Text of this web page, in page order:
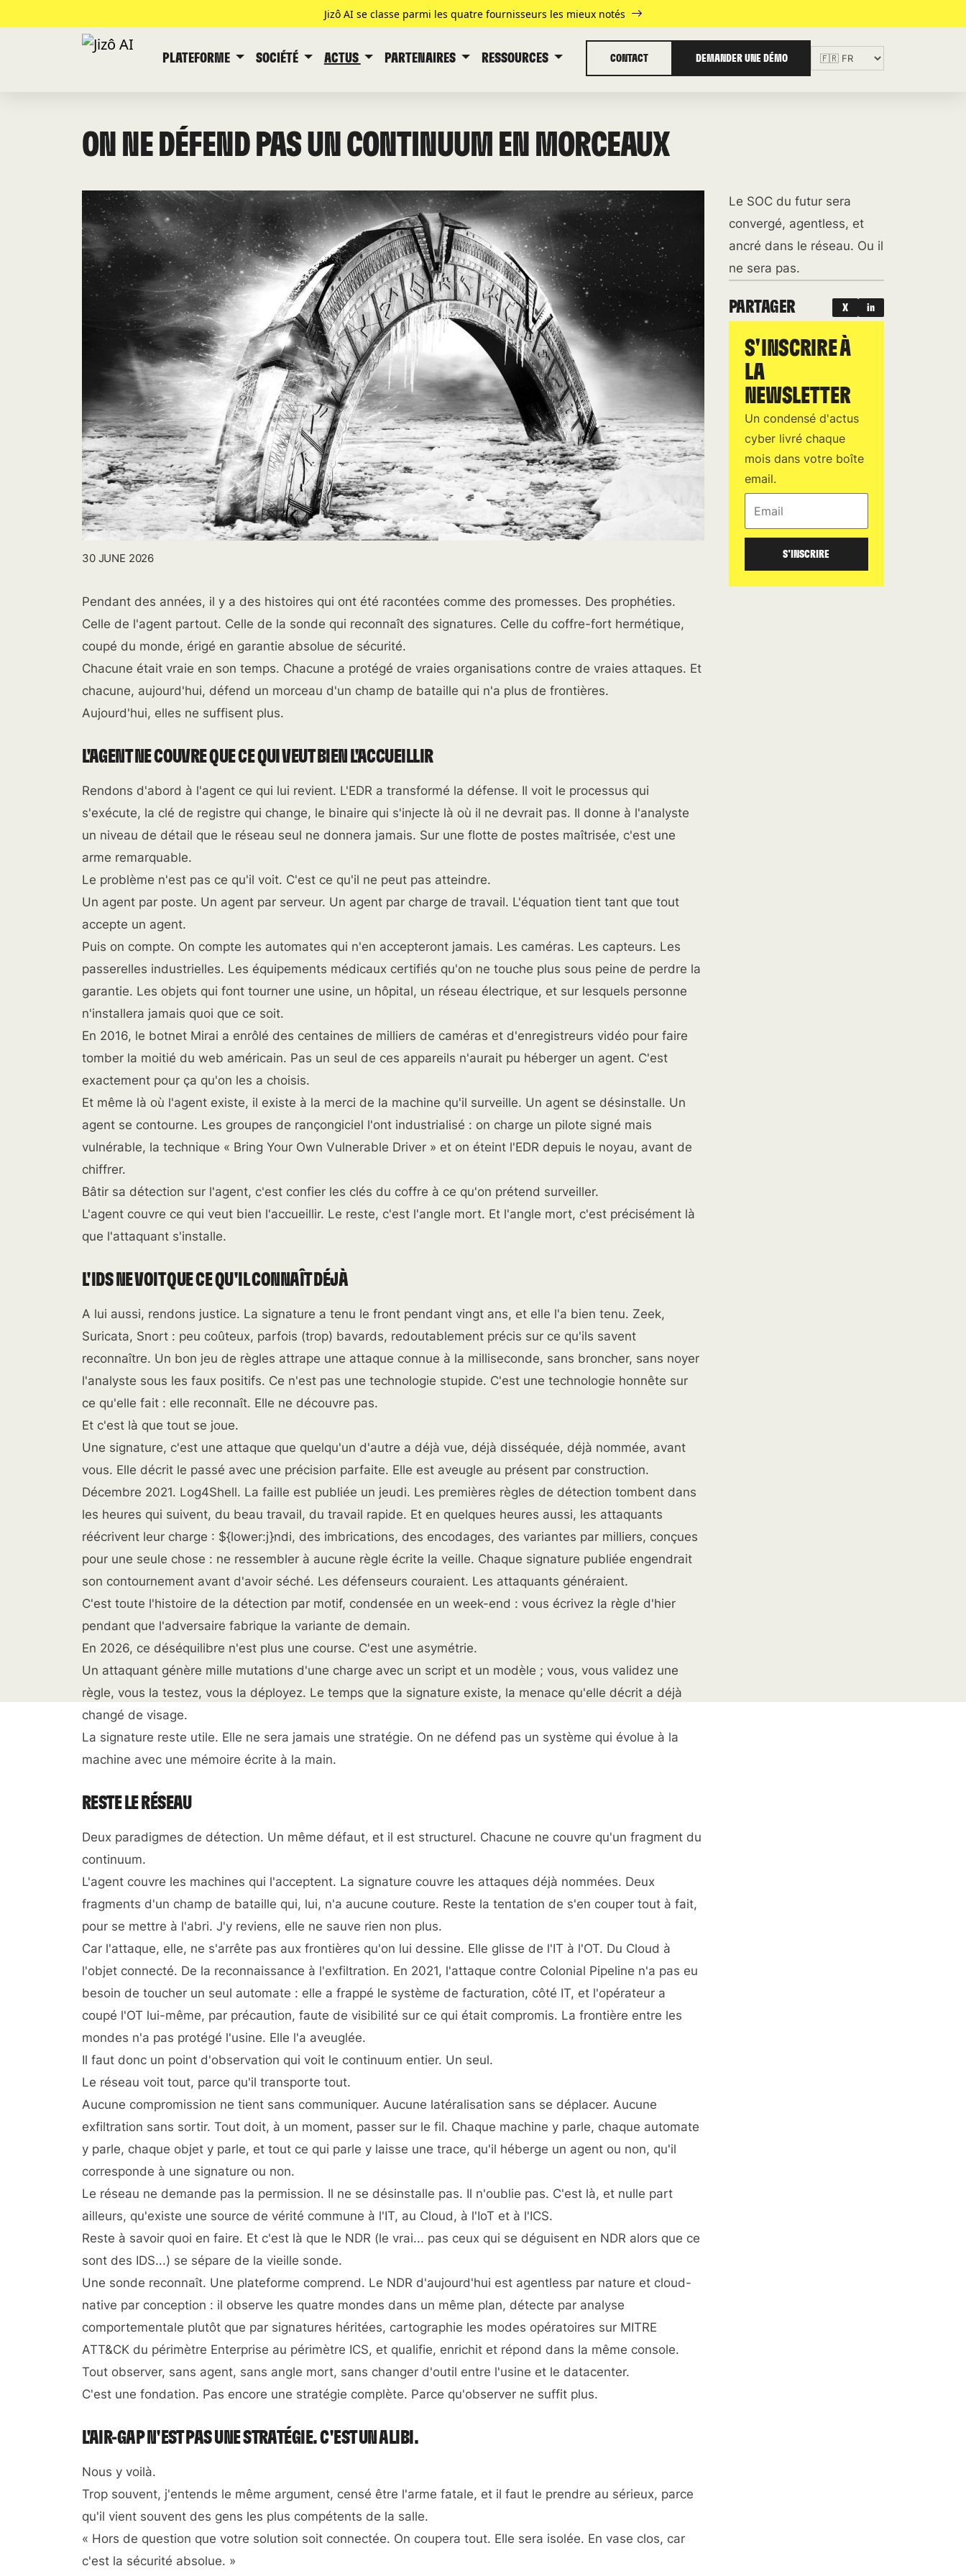
Jizô AI se classe parmi les quatre fournisseurs les mieux notés
PLATEFORME SOCIÉTÉ ACTUS PARTENAIRES RESSOURCES CONTACT DEMANDER UNE DÉMO
ON NE DÉFEND PAS UN CONTINUUM EN MORCEAUX
30 JUNE 2026
Pendant des années, il y a des histoires qui ont été racontées comme des promesses. Des prophéties.
Celle de l'agent partout. Celle de la sonde qui reconnaît des signatures. Celle du coffre-fort hermétique,
coupé du monde, érigé en garantie absolue de sécurité.
Chacune était vraie en son temps. Chacune a protégé de vraies organisations contre de vraies attaques. Et
chacune, aujourd'hui, défend un morceau d'un champ de bataille qui n'a plus de frontières.
Aujourd'hui, elles ne suffisent plus.
L'AGENT NE COUVRE QUE CE QUI VEUT BIEN L'ACCUEILLIR
Rendons d'abord à l'agent ce qui lui revient. L'EDR a transformé la défense. Il voit le processus qui
s'exécute, la clé de registre qui change, le binaire qui s'injecte là où il ne devrait pas. Il donne à l'analyste
un niveau de détail que le réseau seul ne donnera jamais. Sur une flotte de postes maîtrisée, c'est une
arme remarquable.
Le problème n'est pas ce qu'il voit. C'est ce qu'il ne peut pas atteindre.
Un agent par poste. Un agent par serveur. Un agent par charge de travail. L'équation tient tant que tout
accepte un agent.
Puis on compte. On compte les automates qui n'en accepteront jamais. Les caméras. Les capteurs. Les
passerelles industrielles. Les équipements médicaux certifiés qu'on ne touche plus sous peine de perdre la
garantie. Les objets qui font tourner une usine, un hôpital, un réseau électrique, et sur lesquels personne
n'installera jamais quoi que ce soit.
En 2016, le botnet Mirai a enrôlé des centaines de milliers de caméras et d'enregistreurs vidéo pour faire
tomber la moitié du web américain. Pas un seul de ces appareils n'aurait pu héberger un agent. C'est
exactement pour ça qu'on les a choisis.
Et même là où l'agent existe, il existe à la merci de la machine qu'il surveille. Un agent se désinstalle. Un
agent se contourne. Les groupes de rançongiciel l'ont industrialisé : on charge un pilote signé mais
vulnérable, la technique « Bring Your Own Vulnerable Driver » et on éteint l'EDR depuis le noyau, avant de
chiffrer.
Bâtir sa détection sur l'agent, c'est confier les clés du coffre à ce qu'on prétend surveiller.
L'agent couvre ce qui veut bien l'accueillir. Le reste, c'est l'angle mort. Et l'angle mort, c'est précisément là
que l'attaquant s'installe.
L'IDS NE VOIT QUE CE QU'IL CONNAÎT DÉJÀ
A lui aussi, rendons justice. La signature a tenu le front pendant vingt ans, et elle l'a bien tenu. Zeek,
Suricata, Snort : peu coûteux, parfois (trop) bavards, redoutablement précis sur ce qu'ils savent
reconnaître. Un bon jeu de règles attrape une attaque connue à la milliseconde, sans broncher, sans noyer
l'analyste sous les faux positifs. Ce n'est pas une technologie stupide. C'est une technologie honnête sur
ce qu'elle fait : elle reconnaît. Elle ne découvre pas.
Et c'est là que tout se joue.
Une signature, c'est une attaque que quelqu'un d'autre a déjà vue, déjà disséquée, déjà nommée, avant
vous. Elle décrit le passé avec une précision parfaite. Elle est aveugle au présent par construction.
Décembre 2021. Log4Shell. La faille est publiée un jeudi. Les premières règles de détection tombent dans
les heures qui suivent, du beau travail, du travail rapide. Et en quelques heures aussi, les attaquants
réécrivent leur charge : ${lower:j}ndi, des imbrications, des encodages, des variantes par milliers, conçues
pour une seule chose : ne ressembler à aucune règle écrite la veille. Chaque signature publiée engendrait
son contournement avant d'avoir séché. Les défenseurs couraient. Les attaquants généraient.
C'est toute l'histoire de la détection par motif, condensée en un week-end : vous écrivez la règle d'hier
pendant que l'adversaire fabrique la variante de demain.
En 2026, ce déséquilibre n'est plus une course. C'est une asymétrie.
Un attaquant génère mille mutations d'une charge avec un script et un modèle ; vous, vous validez une
règle, vous la testez, vous la déployez. Le temps que la signature existe, la menace qu'elle décrit a déjà
changé de visage.
La signature reste utile. Elle ne sera jamais une stratégie. On ne défend pas un système qui évolue à la
machine avec une mémoire écrite à la main.
RESTE LE RÉSEAU
Deux paradigmes de détection. Un même défaut, et il est structurel. Chacune ne couvre qu'un fragment du
continuum.
L'agent couvre les machines qui l'acceptent. La signature couvre les attaques déjà nommées. Deux
fragments d'un champ de bataille qui, lui, n'a aucune couture. Reste la tentation de s'en couper tout à fait,
pour se mettre à l'abri. J'y reviens, elle ne sauve rien non plus.
Car l'attaque, elle, ne s'arrête pas aux frontières qu'on lui dessine. Elle glisse de l'IT à l'OT. Du Cloud à
l'objet connecté. De la reconnaissance à l'exfiltration. En 2021, l'attaque contre Colonial Pipeline n'a pas eu
besoin de toucher un seul automate : elle a frappé le système de facturation, côté IT, et l'opérateur a
coupé l'OT lui-même, par précaution, faute de visibilité sur ce qui était compromis. La frontière entre les
mondes n'a pas protégé l'usine. Elle l'a aveuglée.
Il faut donc un point d'observation qui voit le continuum entier. Un seul.
Le réseau voit tout, parce qu'il transporte tout.
Aucune compromission ne tient sans communiquer. Aucune latéralisation sans se déplacer. Aucune
exfiltration sans sortir. Tout doit, à un moment, passer sur le fil. Chaque machine y parle, chaque automate
y parle, chaque objet y parle, et tout ce qui parle y laisse une trace, qu'il héberge un agent ou non, qu'il
corresponde à une signature ou non.
Le réseau ne demande pas la permission. Il ne se désinstalle pas. Il n'oublie pas. C'est là, et nulle part
ailleurs, qu'existe une source de vérité commune à l'IT, au Cloud, à l'IoT et à l'ICS.
Reste à savoir quoi en faire. Et c'est là que le NDR (le vrai... pas ceux qui se déguisent en NDR alors que ce
sont des IDS...) se sépare de la vieille sonde.
Une sonde reconnaît. Une plateforme comprend. Le NDR d'aujourd'hui est agentless par nature et cloud-
native par conception : il observe les quatre mondes dans un même plan, détecte par analyse
comportementale plutôt que par signatures héritées, cartographie les modes opératoires sur MITRE
ATT&CK du périmètre Enterprise au périmètre ICS, et qualifie, enrichit et répond dans la même console.
Tout observer, sans agent, sans angle mort, sans changer d'outil entre l'usine et le datacenter.
C'est une fondation. Pas encore une stratégie complète. Parce qu'observer ne suffit plus.
L'AIR-GAP N'EST PAS UNE STRATÉGIE. C'EST UN ALIBI.
Nous y voilà.
Trop souvent, j'entends le même argument, censé être l'arme fatale, et il faut le prendre au sérieux, parce
qu'il vient souvent des gens les plus compétents de la salle.
« Hors de question que votre solution soit connectée. On coupera tout. Elle sera isolée. En vase clos, car
c'est la sécurité absolue. »
Le SOC du futur sera
convergé, agentless, et
ancré dans le réseau. Ou il
ne sera pas.
PARTAGER X in
S'INSCRIRE À
LA
NEWSLETTER
Un condensé d'actus
cyber livré chaque
mois dans votre boîte
email.
S'INSCRIRE